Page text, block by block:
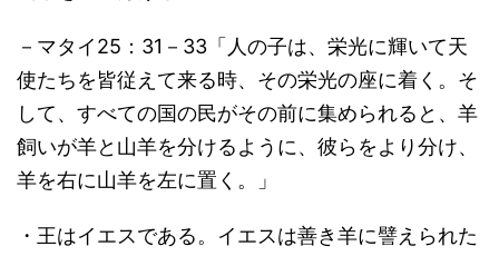
－マタイ25：31－33「人の子は、栄光に輝いて天
使たちを皆従えて来る時、その栄光の座に着く。そ
して、すべての国の民がその前に集められると、羊
飼いが羊と山羊を分けるように、彼らをより分け、
羊を右に山羊を左に置く。」
・王はイエスである。イエスは善き羊に譬えられた